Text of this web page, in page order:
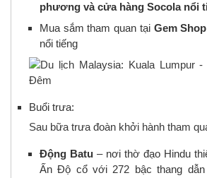
phương và cửa hàng Socola nổi
Mua sắm tham quan tạiGem
nổi tiếng
Buổi trưa:
Sau bữa trưa đoàn khởi hành tham
Động Batu – nơi thờ đạo Hindu
Ấn Độ cổ với 272 bậc thang